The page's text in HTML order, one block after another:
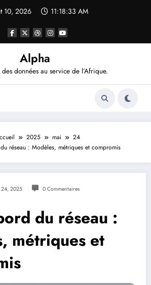
10, 2026 11:18:34 AM
Alpha
des données au service de l’Afrique.
2025 mai
24
réseau : Modèles, métriques et compromis
2025 0 Commentaires
du réseau :
métriques et